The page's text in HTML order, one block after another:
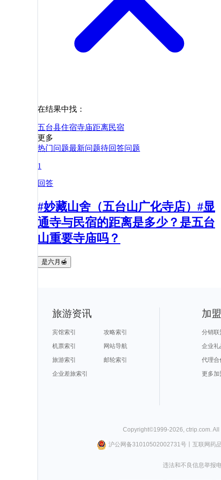
在结果中找：
五台县住宿寺庙距离民宿
更多
热门问题最新问题待回答问题
1
回答
#妙藏山舍（五台山广化寺店）#显
通寺与民宿的距离是多少？是五台
山重要寺庙吗？
是六月🍯
旅游资讯
宾馆索引
攻略索引
机票索引
网站导航
旅游索引
邮轮索引
企业差旅索引
加
分销联
企业礼
代理合
更多加
Copyright©1999-2026 ctrip.com .
沪公网备31010502002731号丨 互联网药
违法和不良信息举报